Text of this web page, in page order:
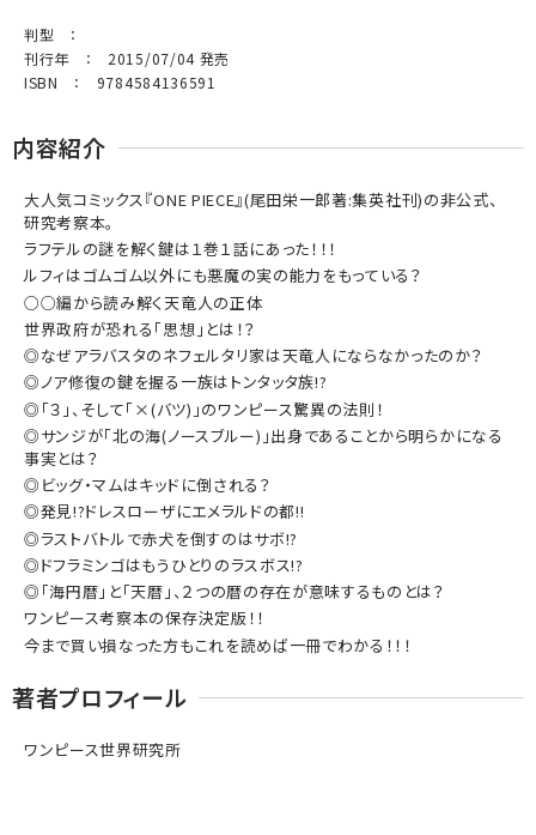
判型 ：
刊行年 ： 2015/07/04 発売
ISBN ： 9784584136591
内容紹介
大人気コミックス『ONE PIECE』(尾田栄一郎著:集英社刊)の非公式、
研究考察本。
ラフテルの謎を解く鍵は１巻１話にあった！！！
ルフィはゴムゴム以外にも悪魔の実の能力をもっている？
○○編から読み解く天竜人の正体
世界政府が恐れる「思想」とは！？
◎なぜアラバスタのネフェルタリ家は天竜人にならなかったのか？
◎ノア修復の鍵を握る一族はトンタッタ族!?
◎「３」、そして「×(バツ)」のワンピース驚異の法則！
◎サンジが「北の海(ノースブルー)」出身であることから明らかになる
事実とは？
◎ビッグ・マムはキッドに倒される？
◎発見!?ドレスローザにエメラルドの都!!
◎ラストバトルで赤犬を倒すのはサボ!?
◎ドフラミンゴはもうひとりのラスボス!?
◎「海円暦」と「天暦」、２つの暦の存在が意味するものとは？
ワンピース考察本の保存決定版！！
今まで買い損なった方もこれを読めば一冊でわかる！！！
著者プロフィール
ワンピース世界研究所